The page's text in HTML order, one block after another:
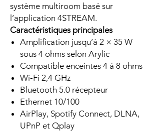
système multiroom basé sur
l’application 4STREAM.
Caractéristiques principales
Amplification jusqu’à 2 × 35 W
sous 4 ohms selon Arylic
Compatible enceintes 4 à 8 ohms
Wi‑Fi 2,4 GHz
Bluetooth 5.0 récepteur
Ethernet 10/100
AirPlay, Spotify Connect, DLNA,
UPnP et Qplay